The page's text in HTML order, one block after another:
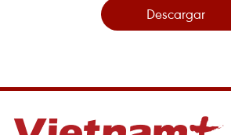
Descargar